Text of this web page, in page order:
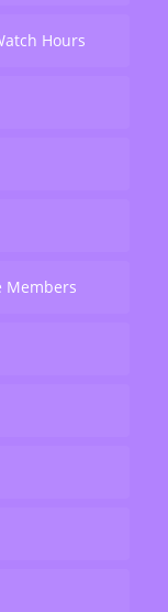
Hours
Members